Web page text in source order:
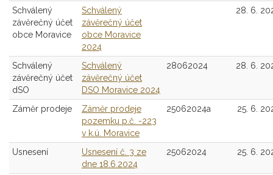
Schválený
závěrečný účet
obce Moravice
Schválený
závěrečný účet
obce Moravice
2024
28. 6.
Schválený
závěrečný účet
dSO
Schválený
závěrečný účet
DSO Moravice 2024
28062024 28. 6.
Záměr prodeje
Záměr prodeje
pozemku p.č. -223
v k.ú. Moravice
25062024a 25. 6.
Usnesení
Usnesení č. 3 ze
dne 18.6.2024
25062024 25. 6.